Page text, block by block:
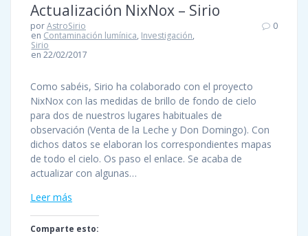
Actualización NixNox – Sirio
porAstroSirio
en Contaminación lumínica, Investigación,
Sirio
en 22/02/2017
0
Como sabéis, Sirio ha colaborado con el proyecto
NixNox con las medidas de brillo de fondo de cielo
para dos de nuestros lugares habituales de
observación (Venta de la Leche y Don Domingo). Con
dichos datos se elaboran los correspondientes mapas
de todo el cielo. Os paso el enlace. Se acaba de
actualizar con algunas…
Leer más
Comparte esto: